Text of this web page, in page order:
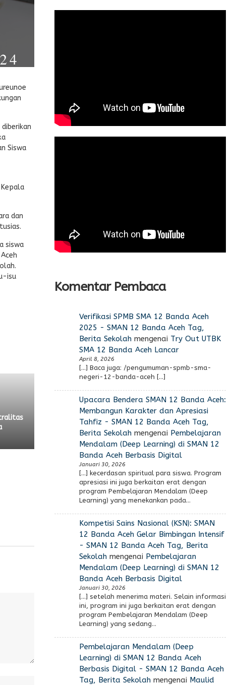
Siswa
dan
siswa
isu
Komentar Pembaca
Verifikasi SPMB SMA 12 Banda Aceh
2025 - SMAN 12 Banda Aceh Tag,
Berita Sekolahmengenai Try Out UTBK
SMA 12 Banda Aceh Lancar
April 8, 2026
[…] Baca juga: /pengumuman-spmb-sma-
negeri-12-banda-aceh […]
Upacara Bendera SMAN 12 Banda Aceh:
Membangun Karakter dan Apresiasi
Tahfiz - SMAN 12 Banda Aceh Tag,
Berita Sekolahmengenai Pembelajaran
Mendalam (Deep Learning) di SMAN 12
Banda Aceh Berbasis Digital
Januari 30, 2026
[…] kecerdasan spiritual para siswa. Program
apresiasi ini juga berkaitan erat dengan
program Pembelajaran Mendalam (Deep
Learning) yang menekankan pada…
Kompetisi Sains Nasional (KSN): SMAN
12 Banda Aceh Gelar Bimbingan Intensif
- SMAN 12 Banda Aceh Tag, Berita
Sekolahmengenai Pembelajaran
Mendalam (Deep Learning) di SMAN 12
Banda Aceh Berbasis Digital
Januari 30, 2026
[…] setelah menerima materi. Selain informasi
ini, program ini juga berkaitan erat dengan
program Pembelajaran Mendalam (Deep
Learning) yang sedang…
Pembelajaran Mendalam (Deep
Learning) di SMAN 12 Banda Aceh
Berbasis Digital - SMAN 12 Banda Aceh
Tag, Berita Sekolahmengenai Maulid